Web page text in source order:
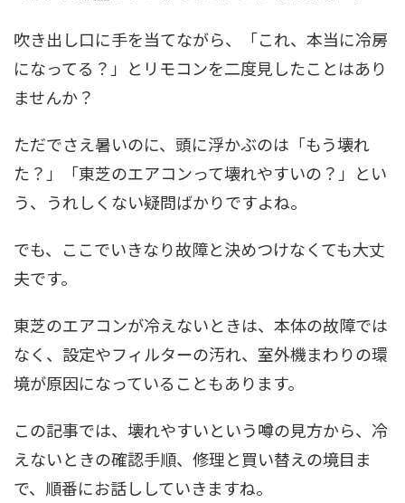
吹き出し口に手を当てながら、「これ、本当に冷房
になってる？」とリモコンを二度見したことはあり
ませんか？
ただでさえ暑いのに、頭に浮かぶのは「もう壊れ
た？」「東芝のエアコンって壊れやすいの？」とい
う、うれしくない疑問ばかりですよね。
でも、ここでいきなり故障と決めつけなくても大丈
夫です。
東芝のエアコンが冷えないときは、本体の故障では
なく、設定やフィルターの汚れ、室外機まわりの環
境が原因になっていることもあります。
この記事では、壊れやすいという噂の見方から、冷
えないときの確認手順、修理と買い替えの境目ま
で、順番にお話ししていきますね。